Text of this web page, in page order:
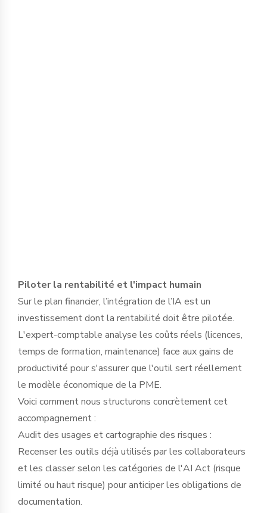
Piloter la rentabilité et l'impact humain
Sur le plan financier, l’intégration de l’IA est un
investissement dont la rentabilité doit être pilotée.
L'expert-comptable analyse les coûts réels (licences,
temps de formation, maintenance) face aux gains de
productivité pour s'assurer que l'outil sert réellement
le modèle économique de la PME.
Voici comment nous structurons concrètement cet
accompagnement :
Audit des usages et cartographie des risques :
Recenser les outils déjà utilisés par les collaborateurs
et les classer selon les catégories de l'AI Act (risque
limité ou haut risque) pour anticiper les obligations de
documentation.